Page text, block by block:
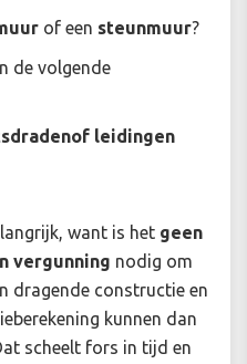
of een steunmuur?
de volgende
of leidingen
want is het geen
vergunning nodig om
dragende constructie en
kunnen dan
scheelt fors in tijd en